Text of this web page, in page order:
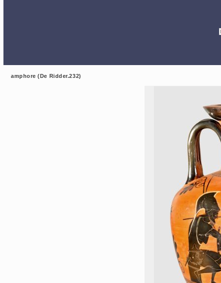
amphore (De Ridder.232)